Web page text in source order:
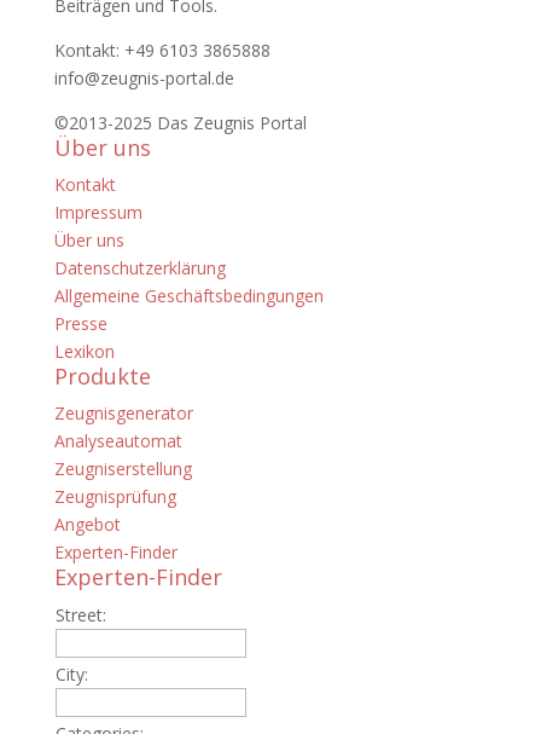
Beiträgen und Tools.
Kontakt: +49 6103 3865888
info@zeugnis-portal.de
©2013-2025 Das Zeugnis Portal
Über uns
Kontakt
Impressum
Über uns
Datenschutzerklärung
Allgemeine Geschäftsbedingungen
Presse
Lexikon
Produkte
Zeugnisgenerator
Analyseautomat
Zeugniserstellung
Zeugnisprüfung
Angebot
Experten-Finder
Experten-Finder
Street:
City: